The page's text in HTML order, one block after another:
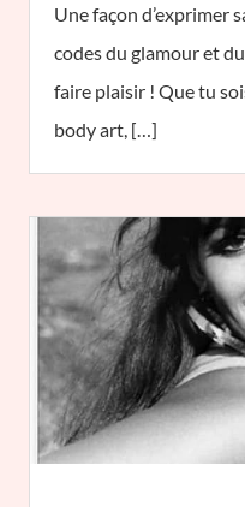
Une façon d’exprimer
codes du glamour et
faire plaisir ! Que tu
body art, […]